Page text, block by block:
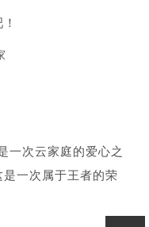
一次云家庭的爱心之
一次属于王者的荣